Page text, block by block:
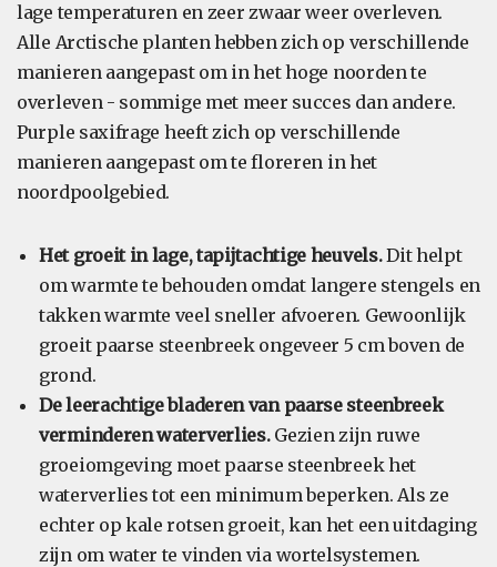
lage temperaturen en zeer zwaar weer overleven.
Alle Arctische planten hebben zich op verschillende
manieren aangepast om in het hoge noorden te
overleven - sommige met meer succes dan andere.
Purple saxifrage heeft zich op verschillende
manieren aangepast om te floreren in het
noordpoolgebied.
Het groeit in lage, tapijtachtige heuvels.Dit helpt
om warmte te behouden omdat langere stengels en
takken warmte veel sneller afvoeren. Gewoonlijk
groeit paarse steenbreek ongeveer 5 cm boven de
grond.
De leerachtige bladeren van paarse steenbreek
verminderen waterverlies.Gezien zijn ruwe
groeiomgeving moet paarse steenbreek het
waterverlies tot een minimum beperken. Als ze
echter op kale rotsen groeit, kan het een uitdaging
zijn om water te vinden via wortelsystemen.